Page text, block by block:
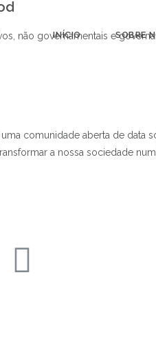
INÍCIO SOBRE
não governamentais e
comunidade aberta de
a nossa sociedade